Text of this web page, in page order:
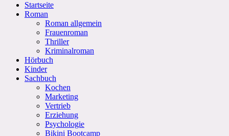
Startseite
Roman
Roman allgemein
Frauenroman
Thriller
Kriminalroman
Hörbuch
Kinder
Sachbuch
Kochen
Marketing
Vertrieb
Erziehung
Psychologie
Bikini Bootcamp